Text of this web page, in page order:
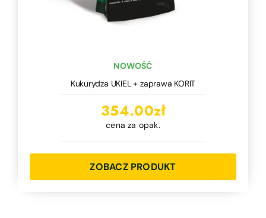
NOWOŚĆ
Kukurydza UKIEL + zaprawa KORIT
354.00zł
cena za opak.
ZOBACZ PRODUKT